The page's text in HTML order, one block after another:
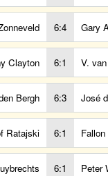
6:4 Gary
Clayton 6:1 V.
Bergh 6:3 José
Ratajski 6:1
6:1 Peter